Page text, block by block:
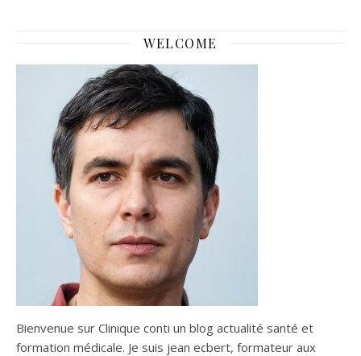
WELCOME
Bienvenue sur Clinique conti un blog actualité santé et
formation médicale. Je suis jean ecbert, formateur aux